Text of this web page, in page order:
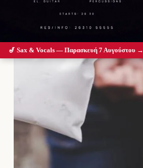
🎷 Sax & Vocals — Παρασκευή 7 Αυγούστου →